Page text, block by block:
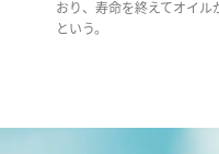
おり、寿命を終えてオイ
という。